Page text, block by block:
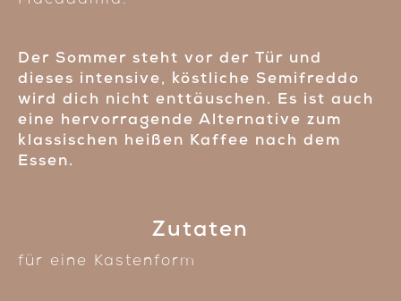
Der Sommer steht vor der Tür und
dieses intensive, köstliche Semifreddo
wird dich nicht enttäuschen. Es ist auch
eine hervorragende Alternative zum
klassischen heißen Kaffee nach dem
Essen.
Zutaten
für eine Kastenform